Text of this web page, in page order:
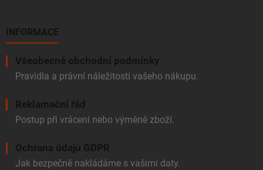
INFORMACE
Všeobecné obchodní podmínky
Pravidla a právní náležitosti vašeho nákupu.
Reklamační řád
Postup při vrácení nebo výměně zboží.
Ochrana údajů GDPR
Jak bezpečně nakládáme s vašimi daty.